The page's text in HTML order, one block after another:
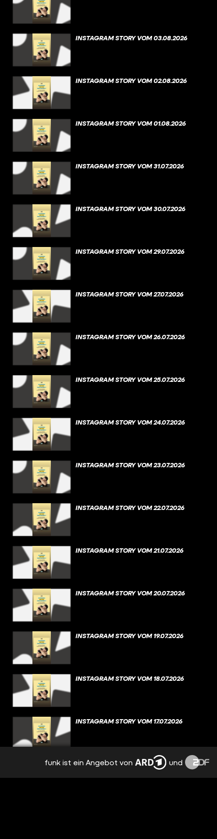
INSTAGRAM STORY VOM 03.08.2026
INSTAGRAM STORY VOM 02.08.2026
INSTAGRAM STORY VOM 01.08.2026
INSTAGRAM STORY VOM 31.07.2026
INSTAGRAM STORY VOM 30.07.2026
INSTAGRAM STORY VOM 29.07.2026
INSTAGRAM STORY VOM 27.07.2026
INSTAGRAM STORY VOM 26.07.2026
INSTAGRAM STORY VOM 25.07.2026
INSTAGRAM STORY VOM 24.07.2026
INSTAGRAM STORY VOM 23.07.2026
INSTAGRAM STORY VOM 22.07.2026
INSTAGRAM STORY VOM 21.07.2026
INSTAGRAM STORY VOM 20.07.2026
INSTAGRAM STORY VOM 19.07.2026
INSTAGRAM STORY VOM 18.07.2026
INSTAGRAM STORY VOM 17.07.2026
INSTAGRAM STORY VOM 16.07.2026
funk ist ein Angebot von und